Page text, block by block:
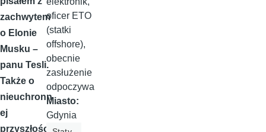
zachwytem
o Elonie
Musku –
panu Tesli.
Także o
nieuchronn
ej
przyszłości
oficer ETO
(statki
offshore),
obecnie
zasłużenie
odpoczywa
Miasto:
Gdynia